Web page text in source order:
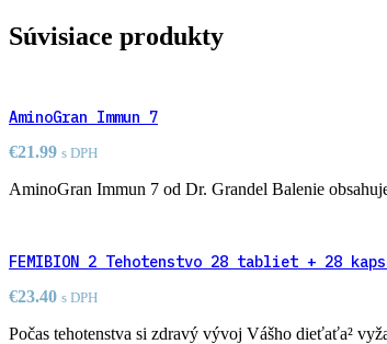
Súvisiace produkty
AminoGran Immun 7
€21.99 s DPH
AminoGran Immun 7 od Dr. Grandel Balenie
FEMIBION 2 Tehotenstvo 28 tabliet + 28
€23.40 s DPH
Počas tehotenstva si zdravý vývoj Vášho dieťaťa²